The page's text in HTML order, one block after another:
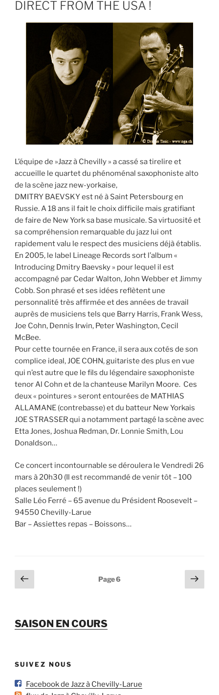
DIRECT FROM THE USA !
L’équipe de »Jazz à Chevilly » a cassé sa tirelire et
accueille le quartet du phénoménal saxophoniste alto
de la scène jazz new-yorkaise,
DMITRY BAEVSKY est né à Saint Petersbourg en
Russie. A 18 ans il fait le choix difficile mais gratifiant
de faire de New York sa base musicale. Sa virtuosité et
sa compréhension remarquable du jazz lui ont
rapidement valu le respect des musiciens déjà établis.
En 2005, le label Lineage Records sort l’album «
Introducing Dmitry Baevsky » pour lequel il est
accompagné par Cedar Walton, John Webber et Jimmy
Cobb. Son phrasé et ses idées reflètent une
personnalité très affirmée et des années de travail
auprès de musiciens tels que Barry Harris, Frank Wess,
Joe Cohn, Dennis Irwin, Peter Washington, Cecil
McBee.
Pour cette tournée en France, il sera aux cotés de son
complice ideal, JOE COHN, guitariste des plus en vue
qui n’est autre que le fils du légendaire saxophoniste
tenor Al Cohn et de la chanteuse Marilyn Moore. Ces
deux « pointures » seront entourées de MATHIAS
ALLAMANE (contrebasse) et du batteur New Yorkais
JOE STRASSER qui a notamment partagé la scène avec
Etta Jones, Joshua Redman, Dr. Lonnie Smith, Lou
Donaldson…
Ce concert incontournable se déroulera le Vendredi 26
mars à 20h30 (Il est recommandé de venir tôt – 100
places seulement !)
Salle Léo Ferré – 65 avenue du Président Roosevelt –
94550 Chevilly-Larue
Bar – Assiettes repas – Boissons…
Pagination
des
Page
précédente
Page6
Page
SAISON EN COURS
SUIVEZ NOUS
Facebook de Jazz à Chevilly-Larue